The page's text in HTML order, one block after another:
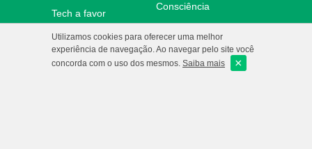
Tech a favor
No Mundo
e-Ba!
Consciência
Onde descartar
Utilizamos cookies para oferecer uma melhor
experiência de navegação. Ao navegar pelo site você
concorda com o uso dos mesmos. Saiba mais ×